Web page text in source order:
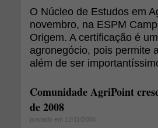
O Núcleo de Estudos em
novembro, na ESPM
Origem. A certificação é
agronegócio, pois permite
além de ser
Comunidade AgriPoint
de 2008
postado em 12/11/2008